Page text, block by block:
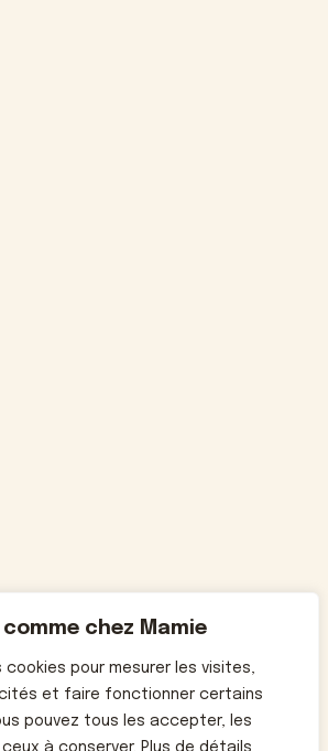
chez Mamie
pour mesurer les visites,
et faire fonctionner certains
pouvez tous les accepter, les
à conserver. Plus de détails